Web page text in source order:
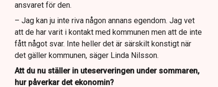
ansvaret för den.
– Jag kan ju inte riva någon annans egendom. Jag vet
att de har varit i kontakt med kommunen men att de inte
fått något svar. Inte heller det är särskilt konstigt när
det gäller kommunen, säger Linda Nilsson.
Att du nu ställer in uteserveringen under sommaren,
hur påverkar det ekonomin?